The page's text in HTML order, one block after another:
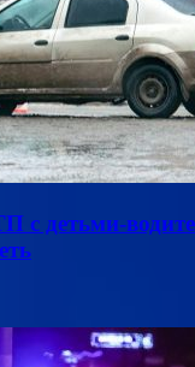
с детьми-